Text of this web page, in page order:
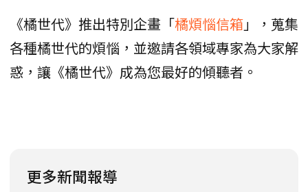
《橘世代》推出特別企畫「橘煩惱信箱」，蒐集
各種橘世代的煩惱，並邀請各領域專家為大家解
惑，讓《橘世代》成為您最好的傾聽者。
更多新聞報導